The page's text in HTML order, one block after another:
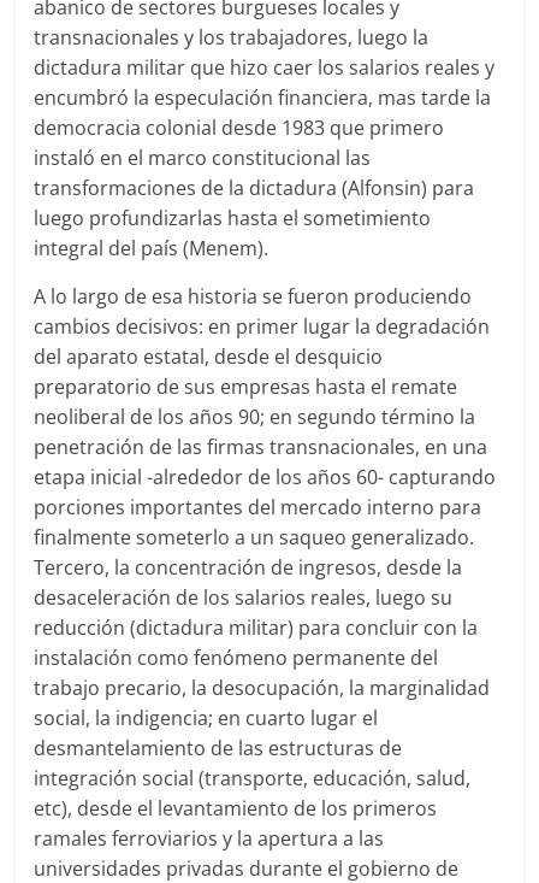
abanico de sectores burgueses locales y
transnacionales y los trabajadores, luego la
dictadura militar que hizo caer los salarios reales y
encumbró la especulación financiera, mas tarde la
democracia colonial desde 1983 que primero
instaló en el marco constitucional las
transformaciones de la dictadura (Alfonsin) para
luego profundizarlas hasta el sometimiento
integral del país (Menem).
A lo largo de esa historia se fueron produciendo
cambios decisivos: en primer lugar la degradación
del aparato estatal, desde el desquicio
preparatorio de sus empresas hasta el remate
neoliberal de los años 90; en segundo término la
penetración de las firmas transnacionales, en una
etapa inicial -alrededor de los años 60- capturando
porciones importantes del mercado interno para
finalmente someterlo a un saqueo generalizado.
Tercero, la concentración de ingresos, desde la
desaceleración de los salarios reales, luego su
reducción (dictadura militar) para concluir con la
instalación como fenómeno permanente del
trabajo precario, la desocupación, la marginalidad
social, la indigencia; en cuarto lugar el
desmantelamiento de las estructuras de
integración social (transporte, educación, salud,
etc), desde el levantamiento de los primeros
ramales ferroviarios y la apertura a las
universidades privadas durante el gobierno de